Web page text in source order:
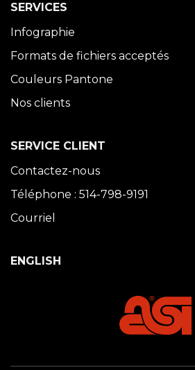
SERVICES
Infographie
Formats de fichiers acceptés
Couleurs Pantone
Nos clients
SERVICE CLIENT
Contactez-nous
Téléphone : 514-798-9191
Courriel
ENGLISH